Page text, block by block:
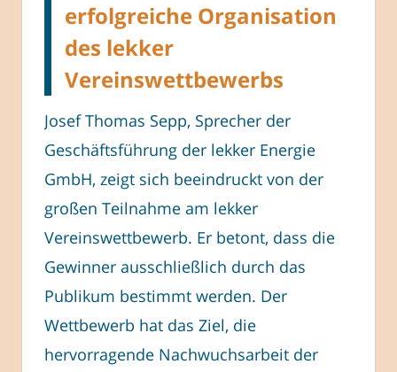
erfolgreiche Organisation
des lekker
Vereinswettbewerbs
Josef Thomas Sepp, Sprecher der
Geschäftsführung der lekker Energie
GmbH, zeigt sich beeindruckt von der
großen Teilnahme am lekker
Vereinswettbewerb. Er betont, dass die
Gewinner ausschließlich durch das
Publikum bestimmt werden. Der
Wettbewerb hat das Ziel, die
hervorragende Nachwuchsarbeit der